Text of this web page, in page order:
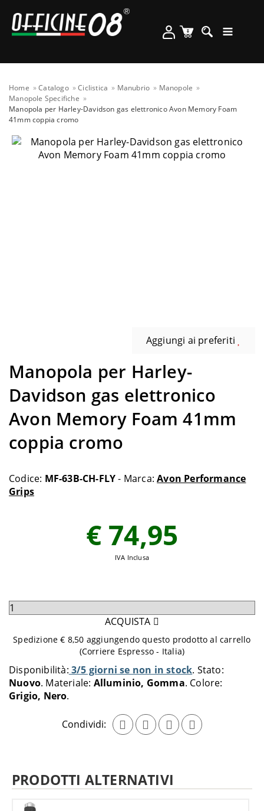
Home Catalogo Ciclistica Manubrio
Manopole
Manopole Specifiche
Manopola per Harley-Davidson gas elettronico Avon Memory Foam
41mm coppia cromo
Aggiungi ai preferiti
Manopola per Harley-
Davidson gas elettronico
Avon Memory Foam 41mm
coppia cromo
Codice: MF-63B-CH-FLY- Marca:Avon Performance
Grips
Disponibilità: 3/5 giorni se non in stock Stato:
Nuovo Materiale: Alluminio, Gomma Colore:
Grigio, Nero
Condividi:
€ 74,95
IVA Inclusa
Seleziona
aggiungere
carrello
ACQUISTA
Spedizione € 8,50 aggiungendo questo prodotto al carrello
(Corriere Espresso - Italia)
PRODOTTI ALTERNATIVI